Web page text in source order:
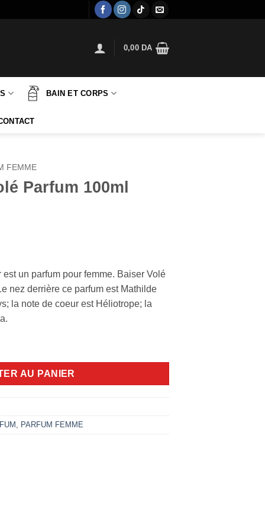
0,00 DA
BAIN ET CORPS
FEMME
Parfum 100ml
un parfum pour femme. Baiser Volé
nez derrière ce parfum est Mathilde
la note de coeur est Héliotrope; la
AU PANIER
, PARFUM FEMME